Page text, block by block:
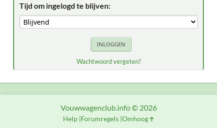
Tijd om ingelogd te blijven:
Wachtwoord vergeten?
Vouwwagenclub.info © 2026
Help Forumregels Omhoog